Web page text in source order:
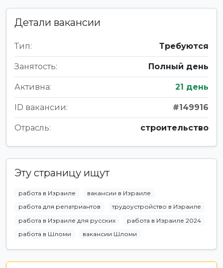
Детали вакансии
Тип: Требуются
Занятость: Полный день
Активна: 21 день
ID вакансии: #149916
Отрасль: строительство
Эту страницу ищут
работа в Израиле
вакансии в Израиле
работа для репатриантов
трудоустройство в Израиле
работа в Израиле для русских
работа в Израиле 2024
работа в Шломи
вакансии Шломи